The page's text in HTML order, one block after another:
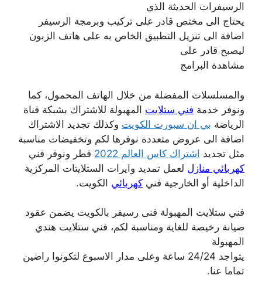
الرسيفرات الحديثة الذي
يحتاج الى مختص قادر على تركيب وبرمجة الرسيفر
اضافة الى تنزيل التطبيق الخاص به على هاتف الزبون
ليصبح قادر على
مشاهدة البرامج
والمسلسلات المفضلة من خلال الهاتف المحمول، كما
ونوفر خدمة فني ستلايت المهبولة للاشتراك بشبكة قناة
الرياضة بي ان سبورت الكويت وكذلك تجديد الاشتراك
اضافة الى عروض متعددة نوفرها لكم وتخفيضات مناسبة
مثل تجديد اشتراك كاس العالم 2022
قطر ونوفر فني
كهربائي منازل لعمل تمديد وايرات الستلايتات المركزية
الداخلية أو الخارجية فني كهربائي الكويت.
فني ستلايت المهبولة فنى رسيفر بالكويت يضمن عقود
صيانة رخيصة للغاية ومناسبة لكم، فني ستلايت هندي
المهبولة
يتواجد 24/24 ساعة وعلى مدار الاسبوع لتكونوا راضين
تماما عنا.